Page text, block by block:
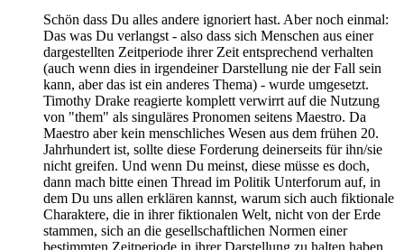
Schön dass Du alles andere ignoriert hast. Aber noch einmal:
Das was Du verlangst - also dass sich Menschen aus einer
dargestellten Zeitperiode ihrer Zeit entsprechend verhalten
(auch wenn dies in irgendeiner Darstellung nie der Fall sein
kann, aber das ist ein anderes Thema) - wurde umgesetzt.
Timothy Drake reagierte komplett verwirrt auf die Nutzung
von "them" als singuläres Pronomen seitens Maestro. Da
Maestro aber kein menschliches Wesen aus dem frühen 20.
Jahrhundert ist, sollte diese Forderung deinerseits für ihn/sie
nicht greifen. Und wenn Du meinst, diese müsse es doch,
dann mach bitte einen Thread im Politik Unterforum auf, in
dem Du uns allen erklären kannst, warum sich auch fiktionale
Charaktere, die in ihrer fiktionalen Welt, nicht von der Erde
stammen, sich an die gesellschaftlichen Normen einer
bestimmten Zeitperiode in ihrer Darstellung zu halten haben.